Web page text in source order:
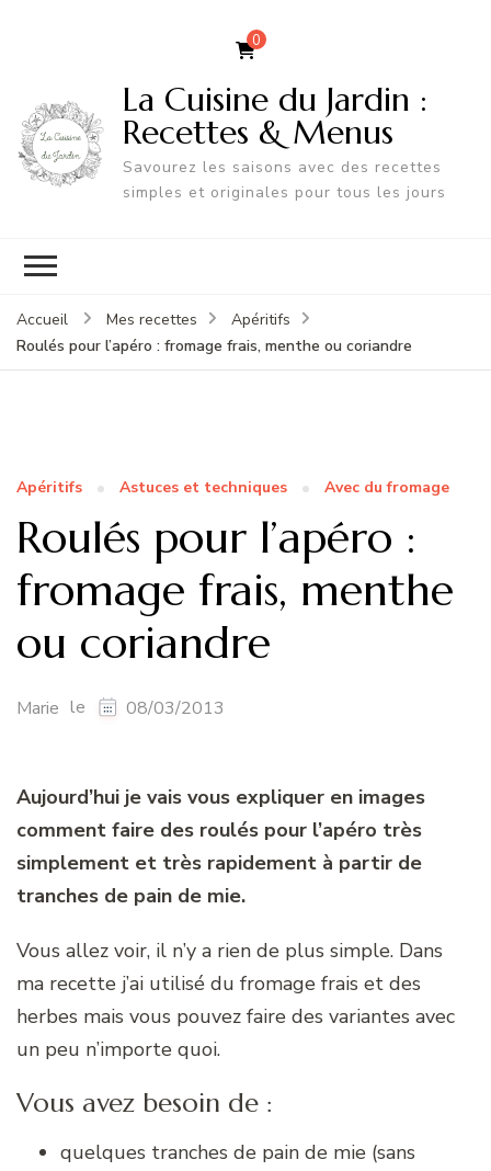
0
La Cuisine du Jardin :
Recettes & Menus
Savourez les saisons avec des recettes
simples et originales pour tous les jours
Accueil Mes recettes
Apéritifs
Roulés pour l’apéro : fromage frais, menthe ou coriandre
Apéritifs Astuces et techniques Avec du fromage
Roulés pour l’apéro :
fromage frais, menthe
ou coriandre
Marie le 08/03/2013
Aujourd’hui je vais vous expliquer en images
comment faire des roulés pour l’apéro très
simplement et très rapidement à partir de
tranches de pain de mie.
Vous allez voir, il n’y a rien de plus simple. Dans
ma recette j’ai utilisé du fromage frais et des
herbes mais vous pouvez faire des variantes avec
un peu n’importe quoi.
Vous avez besoin de :
quelques tranches de pain de mie (sans